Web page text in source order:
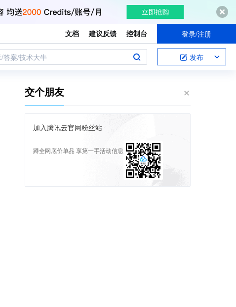
文档 建议反馈 控制台 登录/注册
答案/技术大牛 发布
交个朋友
加入腾讯云官网粉丝站
蹲全网底价单品 享第一手活动信息